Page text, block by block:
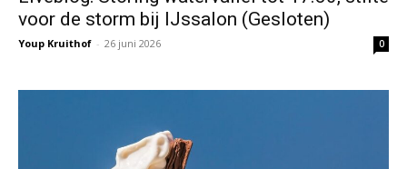
voor de storm bij IJssalon (Gesloten)
Youp Kruithof - 26 juni 2026 0